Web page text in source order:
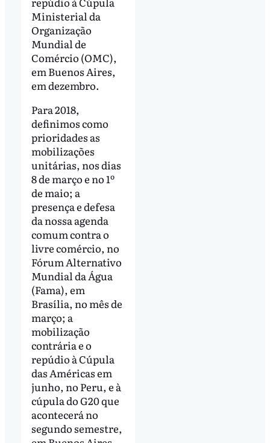
Ministerial da
Organização
Mundial de
Comércio (OMC),
em Buenos Aires,
em dezembro.
Para 2018,
definimos como
prioridades as
mobilizações
unitárias, nos dias
8 de março e no 1º
de maio; a
presença e defesa
da nossa agenda
comum contra o
livre comércio, no
Fórum Alternativo
Mundial da Água
(Fama), em
Brasília, no mês de
março; a
mobilização
contrária e o
repúdio à Cúpula
das Américas em
junho, no Peru, e à
cúpula do G20 que
acontecerá no
segundo semestre,